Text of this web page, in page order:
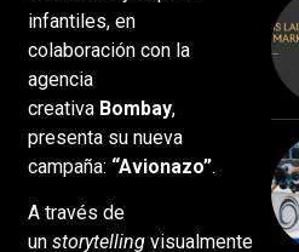
infantiles, en
colaboración con la
agencia
creativa Bombay,
presenta su nueva
campaña: “Avionazo”.
A través de
un storytellingvisualmente